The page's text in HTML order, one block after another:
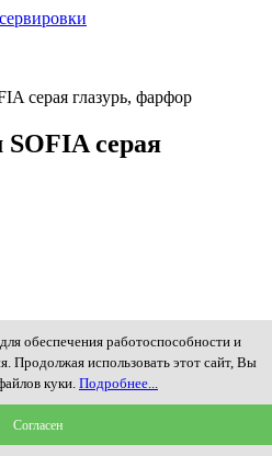
cерая глазурь, фарфор
cерая
обеспечения работоспособности и
Продолжая использовать этот сайт, Вы
куки. Подробнее...
Согласен